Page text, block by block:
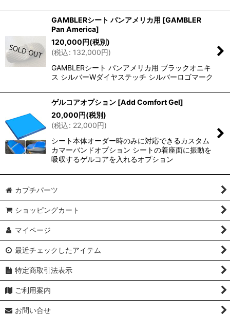
GAMBLERシート パンアメリカ用 [GAMBLER
Pan America]
120,000円(税別)
(税込: 132,000円)
GAMBLERシート パンアメリカ用 ブラックオニキ
ス シルバーWダイヤステッチ シルバーロゴマーク
ゲルコアオプション [Add Comfort Gel]
20,000円(税別)
(税込: 22,000円)
シート本体オーダー時のみに対応できるカスタム
カマーバンドオプション シートの着座面に振動を
吸収するゲルコアを入れるオプション
カプチパーツ
ショッピングカート
マイページ
最近チェックしたアイテム
特定商取引法表示
ご利用案内
お問い合せ